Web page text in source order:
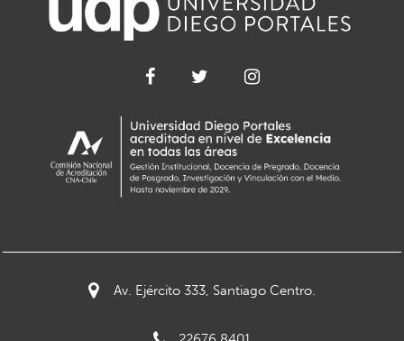
Av. Ejército 333, Santiago Centro.